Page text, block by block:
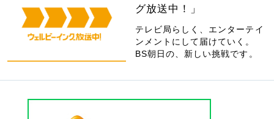
グ放送中！」
テレビ局らしく、エンターテイ
ンメントにして届けていく。
BS朝日の、新しい挑戦です。